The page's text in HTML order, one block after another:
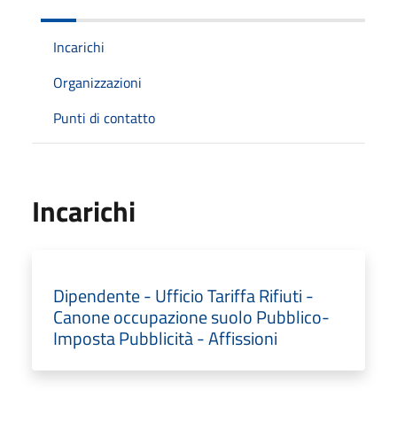
Incarichi
Organizzazioni
Punti di contatto
Incarichi
Dipendente - Ufficio Tariffa Rifiuti -
Canone occupazione suolo Pubblico-
Imposta Pubblicità - Affissioni